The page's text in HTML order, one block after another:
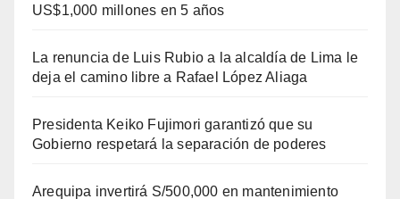
US$1,000 millones en 5 años
La renuncia de Luis Rubio a la alcaldía de Lima le
deja el camino libre a Rafael López Aliaga
Presidenta Keiko Fujimori garantizó que su
Gobierno respetará la separación de poderes
Arequipa invertirá S/500,000 en mantenimiento